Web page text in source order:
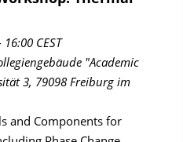
CEST
"Academic
3, 79098 Freiburg im
and Components for